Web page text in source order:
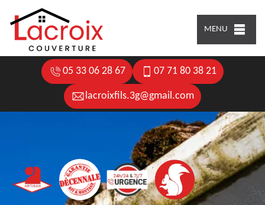
MENU
05 33 06 28 67 07 71 80 38 21
lacroixfils.3g@gmail.com